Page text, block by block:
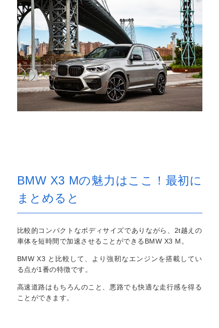
BMW X3 Mの魅力はここ！最初に
まとめると
比較的コンパクトなボディサイズでありながら、2t越えの
車体を短時間で加速させることができるBMW X3 M。
BMW X3 と比較して、より強靭なエンジンを搭載してい
る点が1番の特徴です。
高速道路はもちろんのこと、悪路でも快適な走行感を得る
ことができます。